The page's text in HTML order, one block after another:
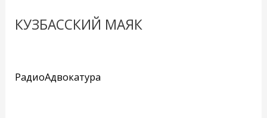
КУЗБАССКИЙ МАЯК
РадиоАдвокатура